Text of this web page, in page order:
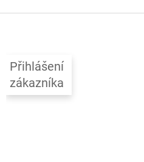
Přihlášení
zákazníka